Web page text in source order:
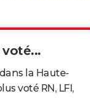
la Haute-
voté RN, LFI,